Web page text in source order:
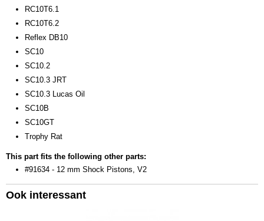
RC10T6.1
RC10T6.2
Reflex DB10
SC10
SC10.2
SC10.3 JRT
SC10.3 Lucas Oil
SC10B
SC10GT
Trophy Rat
This part fits the following other parts:
#91634 - 12 mm Shock Pistons, V2
Ook interessant